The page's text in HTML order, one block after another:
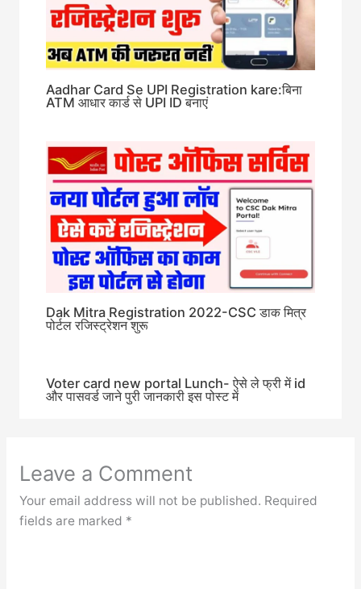
Aadhar Card Se UPI Registration kare:बिना
ATM आधार कार्ड से UPI ID बनाएं
Dak Mitra Registration 2022-CSC डाक मित्र
पोर्टल रजिस्ट्रेशन शुरू
Voter card new portal Lunch- ऐसे ले फ्री में id
और पासवर्ड जाने पुरी जानकारी इस पोस्ट में
Leave a Comment
Your email address will not be published. Required
fields are marked *